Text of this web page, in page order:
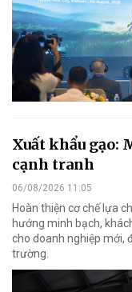
Xuất khẩu gạo:
cạnh tranh
06/08/2026 11:05
Hoàn thiện cơ chế lựa
hướng minh bạch,
cho doanh nghiệp mới,
trường.